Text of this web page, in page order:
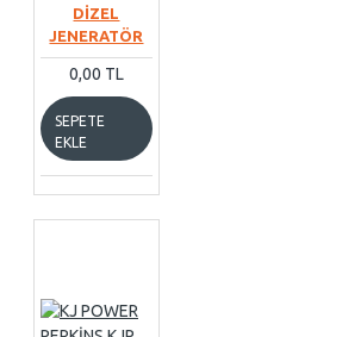
DİZEL
JENERATÖR
0,00 TL
SEPETE
EKLE